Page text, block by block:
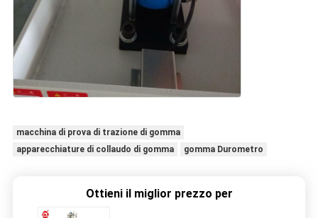
macchina di prova di trazione di gomma
apparecchiature di collaudo di gomma
gomma Durometro
Ottieni il miglior prezzo per